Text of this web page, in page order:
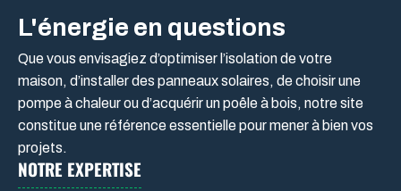
L'énergie en questions
Que vous envisagiez d’optimiser l’isolation de votre
maison, d’installer des panneaux solaires, de choisir une
pompe à chaleur ou d’acquérir un poêle à bois, notre site
constitue une référence essentielle pour mener à bien vos
projets.
NOTRE EXPERTISE